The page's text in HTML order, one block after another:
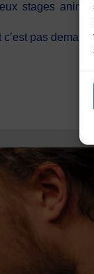
stages
c’est pas